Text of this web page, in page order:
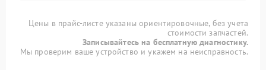
Цены в прайс-листе указаны ориентировочные, без учета
стоимости запчастей.
Записывайтесь на бесплатную диагностику.
Мы проверим ваше устройство и укажем на неисправность.